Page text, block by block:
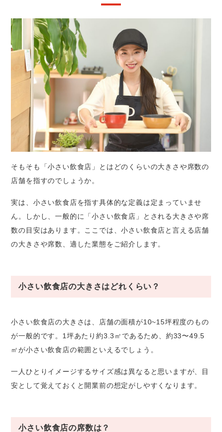
そもそも「小さい飲食店」とはどのくらいの大きさや席数の
店舗を指すのでしょうか。
実は、小さい飲食店を指す具体的な定義は定まっていませ
ん。しかし、一般的に「小さい飲食店」とされる大きさや席
数の目安はあります。ここでは、小さい飲食店と言える店舗
の大きさや席数、適した業態をご紹介します。
小さい飲食店の大きさはどれくらい？
小さい飲食店の大きさは、店舗の面積が10~15坪程度のもの
が一般的です。1坪あたり約3.3㎡であるため、約33〜49.5
㎡が小さい飲食店の範囲といえるでしょう。
一人ひとりイメージするサイズ感は異なると思いますが、目
安として覚えておくと開業前の想定がしやすくなります。
小さい飲食店の席数は？